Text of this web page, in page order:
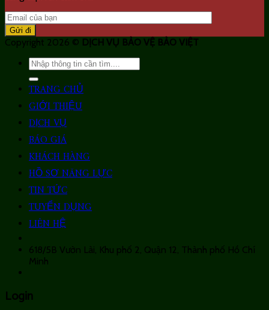
Copyright 2026 © DỊCH VỤ BẢO VỆ BẢO VIỆT
Search
TRANG CHỦ
GIỚI THIỆU
DỊCH VỤ
BÁO GIÁ
KHÁCH HÀNG
HỒ SƠ NĂNG LỰC
TIN TỨC
TUYỂN DỤNG
LIÊN HỆ
618/5B Vườn Lài, Khu phố 2, Quận 12, Thành phố Hồ Chí
Minh
Login